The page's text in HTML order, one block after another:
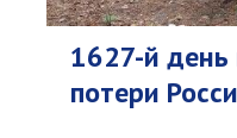
1627-й
потери